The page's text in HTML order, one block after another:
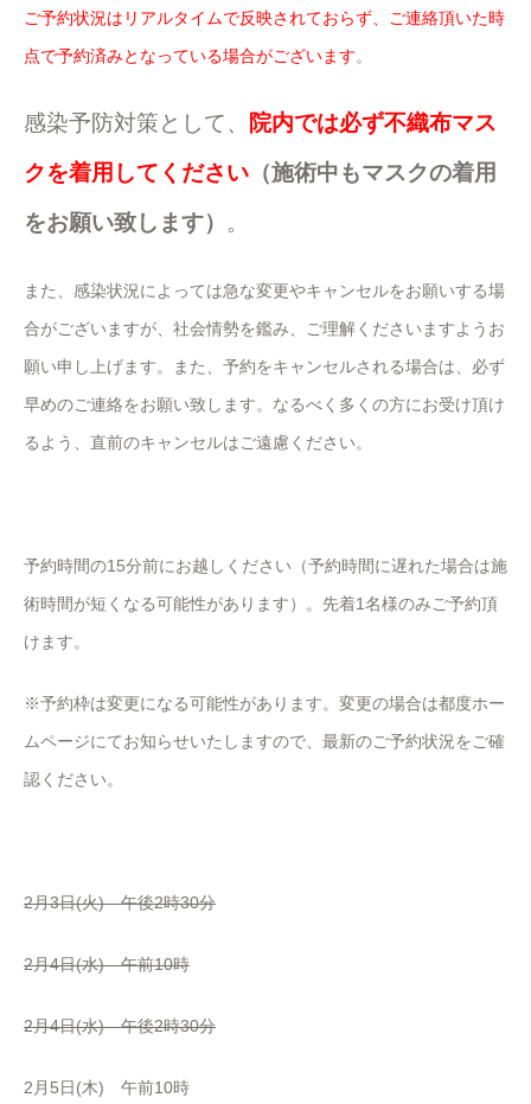
ご予約状況はリアルタイムで反映されておらず、ご連絡頂いた時
点で予約済みとなっている場合がございます。
感染予防対策として、
院内では必ず不織布マス
クを着用してください （施術中もマスクの着用
をお願い致します） 。
また、感染状況によっては急な変更やキャンセルをお願いする場
合がございますが、社会情勢を鑑み、ご理解くださいますようお
願い申し上げます。また、予約をキャンセルされる場合は、必ず
早めのご連絡をお願い致します。なるべく多くの方にお受け頂け
るよう、直前のキャンセルはご遠慮ください。
予約時間の15分前にお越しください（予約時間に遅れた場合は施
術時間が短くなる可能性があります）。先着1名様のみご予約頂
けます。
※予約枠は変更になる可能性があります。変更の場合は都度ホー
ムページにてお知らせいたしますので、最新のご予約状況をご確
認ください。
2月3日(火) 午後2時30分
2月4日(水) 午前10時
2月4日(水) 午後2時30分
2月5日(木) 午前10時